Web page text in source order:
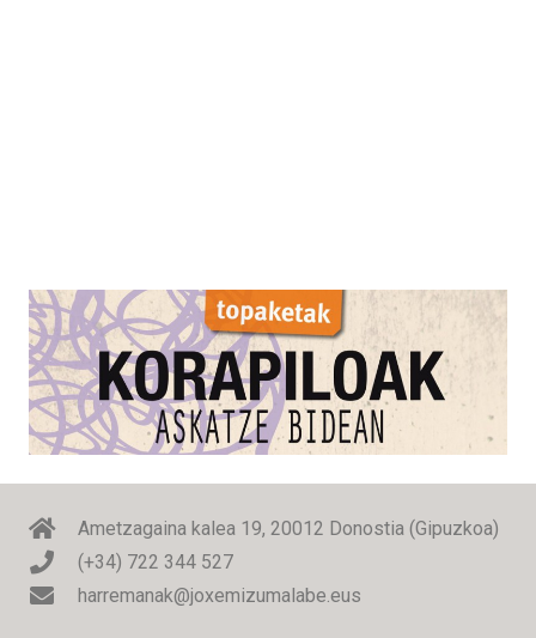
Ametzagaina kalea 19, 20012 Donostia (Gipuzkoa)
(+34) 722 344 527
harremanak@joxemizumalabe.eus